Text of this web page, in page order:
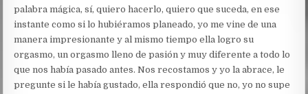
palabra mágica, sí, quiero hacerlo, quiero que suceda, en ese
instante como si lo hubiéramos planeado, yo me vine de una
manera impresionante y al mismo tiempo ella logro su
orgasmo, un orgasmo lleno de pasión y muy diferente a todo lo
que nos había pasado antes. Nos recostamos y yo la abrace, le
pregunte si le había gustado, ella respondió que no, yo no supe